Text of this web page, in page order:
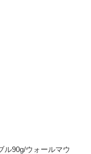
ル90g/ウォールマウ